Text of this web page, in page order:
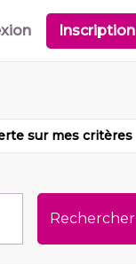
Inscription
sur mes critères
Rechercher